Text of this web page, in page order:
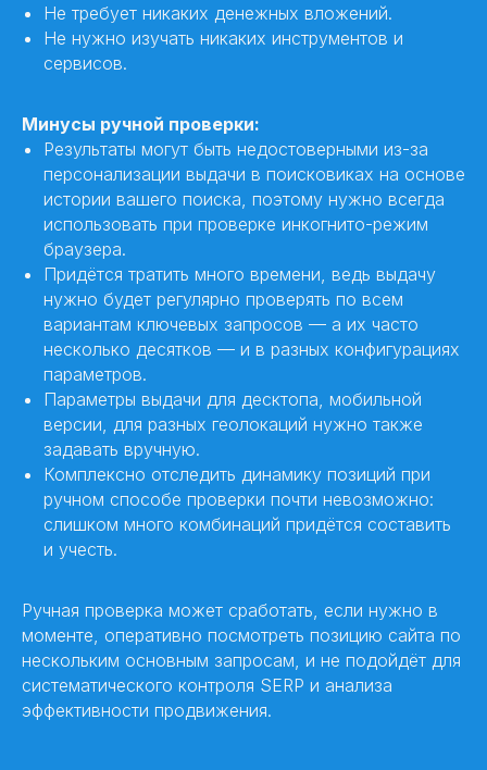
Не требует никаких денежных вложений.
Не нужно изучать никаких инструментов и
сервисов.
Минусы ручной проверки:
Результаты могут быть недостоверными из-за
персонализации выдачи в поисковиках на основе
истории вашего поиска, поэтому нужно всегда
использовать при проверке инкогнито-режим
браузера.
Придётся тратить много времени, ведь выдачу
нужно будет регулярно проверять по всем
вариантам ключевых запросов — а их часто
несколько десятков — и в разных конфигурациях
параметров.
Параметры выдачи для десктопа, мобильной
версии, для разных геолокаций нужно также
задавать вручную.
Комплексно отследить динамику позиций при
ручном способе проверки почти невозможно:
слишком много комбинаций придётся составить
и учесть.
Ручная проверка может сработать, если нужно в
моменте, оперативно посмотреть позицию сайта по
нескольким основным запросам, и не подойдёт для
систематического контроля SERP и анализа
эффективности продвижения.